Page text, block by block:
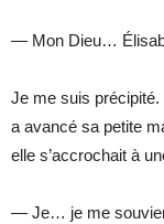
— Mon Dieu…
Je me suis précipité.
a avancé sa petite
elle s’accrochait à
— Je… je me